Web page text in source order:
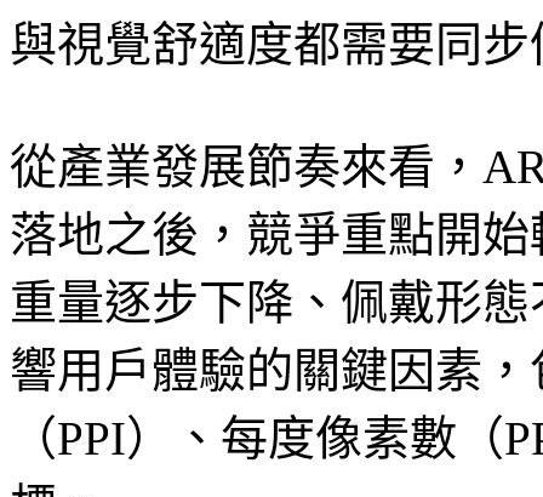
與視覺舒適度都需要同步
從產業發展節奏來看，
落地之後，競爭重點開
重量逐步下降、佩戴形
響用戶體驗的關鍵因素
（PPI）、每度像素數（